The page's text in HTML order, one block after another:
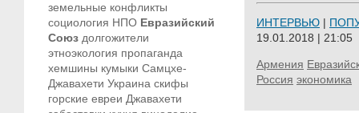
земельные конфликты
социология НПО Евразийский
Союз долгожители
этноэкология пропаганда
хемшины кумыки Самцхе-
Джавахети Украина скифы
горские евреи Джавахети
ИНТЕРВЬЮ |
19.01.2018 | 21:05
Армения
Россия экономика